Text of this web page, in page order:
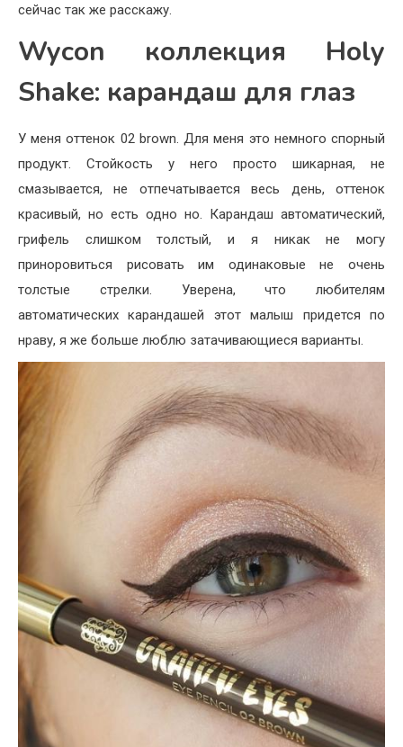
сейчас так же расскажу.
Wycon коллекция Holy
Shake: карандаш для глаз
У меня оттенок 02 brown. Для меня это немного спорный
продукт. Стойкость у него просто шикарная, не
смазывается, не отпечатывается весь день, оттенок
красивый, но есть одно но. Карандаш автоматический,
грифель слишком толстый, и я никак не могу
приноровиться рисовать им одинаковые не очень
толстые стрелки. Уверена, что любителям
автоматических карандашей этот малыш придется по
нраву, я же больше люблю затачивающиеся варианты.